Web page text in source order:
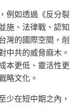
例如透過《反分裂
施、法律戰、認知
灣的國際空間，削
中共的威脅麻木。
本更低、靈活性更
略文化。
少在短中期之內，